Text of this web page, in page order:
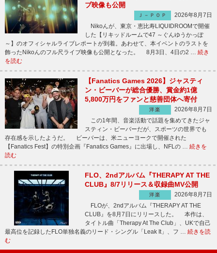
ブ映像も公開
Ｊ－ＰＯＰ
2026年8月7日
Nikoんが、東京・恵比寿LIQUIDROOMで開催
した【リキッドルームで47 ～ぐんゆうかっぽ
～】のオフィシャルライブレポートが到着。あわせて、本イベントのラストを
飾ったNikoんのフル尺ライブ映像も公開となった。 8月3日、4日の2 … 続き
を読む
【Fanatics Games 2026】ジャスティ
ン・ビーバーが総合優勝、賞金約1億
5,800万円をファンと慈善団体へ寄付
洋楽
2026年8月7日
この1年間、音楽活動で話題を集めてきたジャ
スティン・ビーバーだが、スポーツの世界でも
存在感を示したようだ。 ビーバーは、米ニューヨークで開催された
【Fanatics Fest】の特別企画『Fanatics Games』に出場し、NFLの … 続きを
読む
FLO、2ndアルバム『THERAPY AT THE
CLUB』8/7リリース＆収録曲MV公開
洋楽
2026年8月7日
FLOが、2ndアルバム『THERAPY AT THE
CLUB』を8月7日にリリースした。 本作は、
タイトル曲「Therapy At The Club」、UKで自己
最高位を記録したFLO単独名義のリード・シングル「Leak It」、フ … 続きを読
む